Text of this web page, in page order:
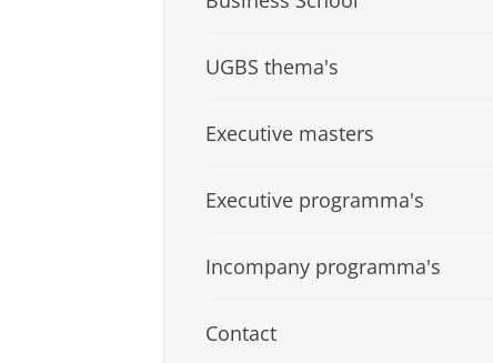
UGBS thema's
Executive masters
Executive programma's
Incompany programma's
Contact